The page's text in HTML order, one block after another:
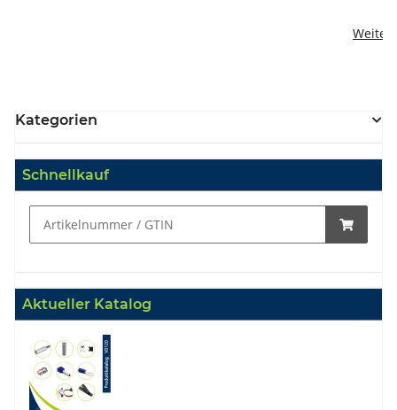
Weiter
Kategorien
Schnellkauf
Aktueller Katalog